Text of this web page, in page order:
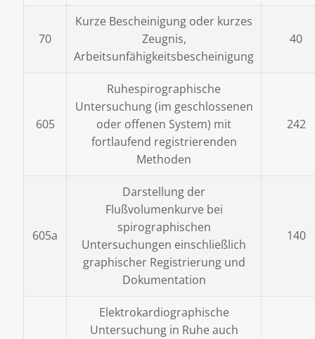
70
Kurze Bescheinigung oder kurzes
Zeugnis,
Arbeitsunfähigkeitsbescheinigung
40
605
Ruhespirographische
Untersuchung (im geschlossenen
oder offenen System) mit
fortlaufend registrierenden
Methoden
242
605a
Darstellung der
Flußvolumenkurve bei
spirographischen
Untersuchungen einschließlich
graphischer Registrierung und
Dokumentation
140
Elektrokardiographische
Untersuchung in Ruhe auch